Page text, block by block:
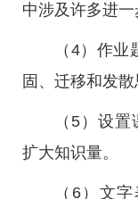
中涉及许多进一
（4）作
固、迁移和发散
（5）设
扩大知识量。
（6）文